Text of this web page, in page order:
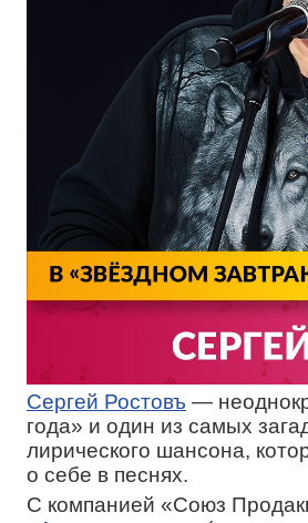
Сергей Ростовъ —
года» и один из самых
лирического шансона,
о себе в песнях.
С компанией «Союз